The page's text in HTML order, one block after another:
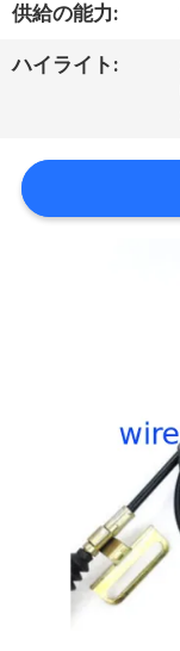
場
旅
品
供給の能力:
ハイライト: